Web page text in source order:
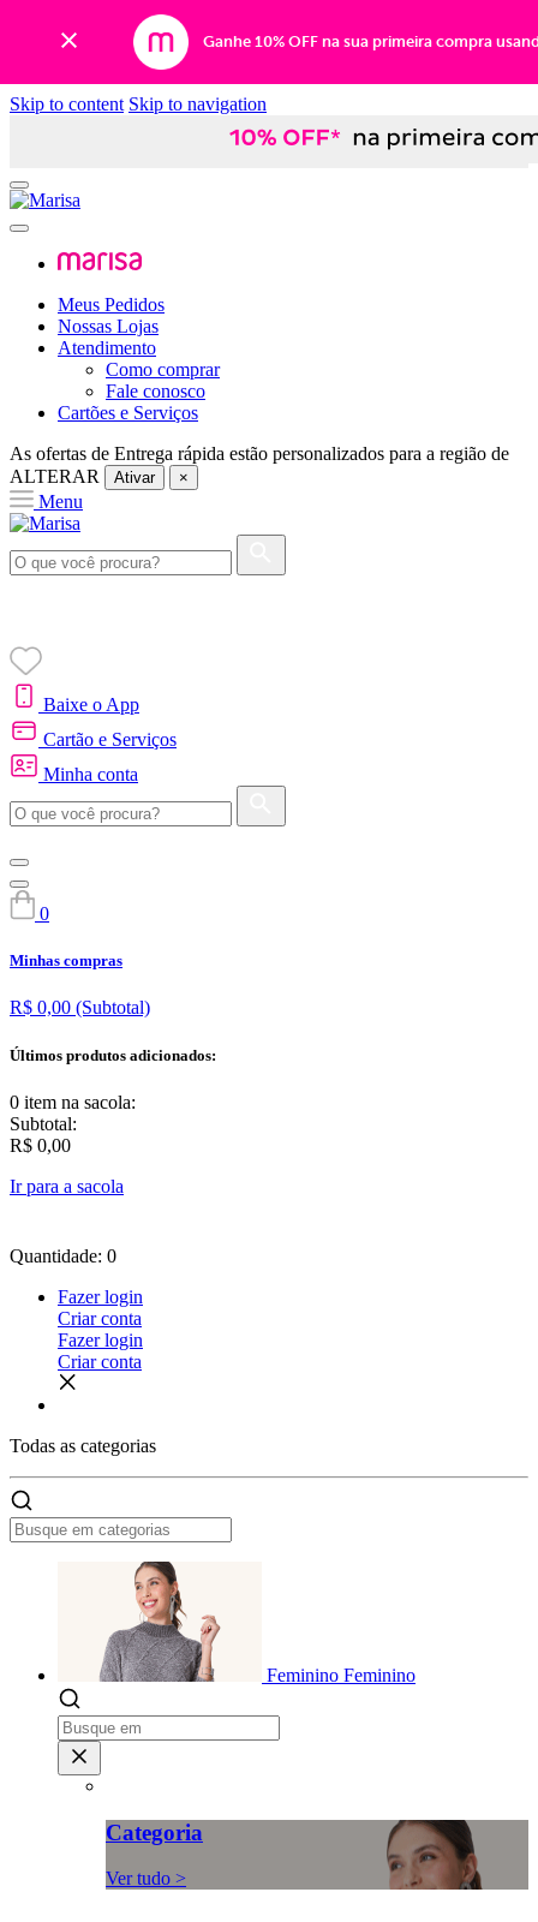
Ganhe 10% OFF na sua primeira compra
Skip to content Skip to navigation
Meus Pedidos
Nossas Lojas
Atendimento
Como comprar
Fale conosco
Cartões e Serviços
As ofertas de Entrega rápida estão personalizados para a região de
ALTERAR
Ativar ×
Menu
Baixe o App
Cartão e Serviços
Minha conta
0
Minhas compras
R$ 0,00 (Subtotal)
Últimos produtos adicionados:
0 item na sacola:
Subtotal:
R$ 0,00
Ir para a sacola
Quantidade: 0
Fazer login
Criar conta
Fazer login
Criar conta
Todas as categorias
Feminino Feminino
Categoria
Ver tudo >